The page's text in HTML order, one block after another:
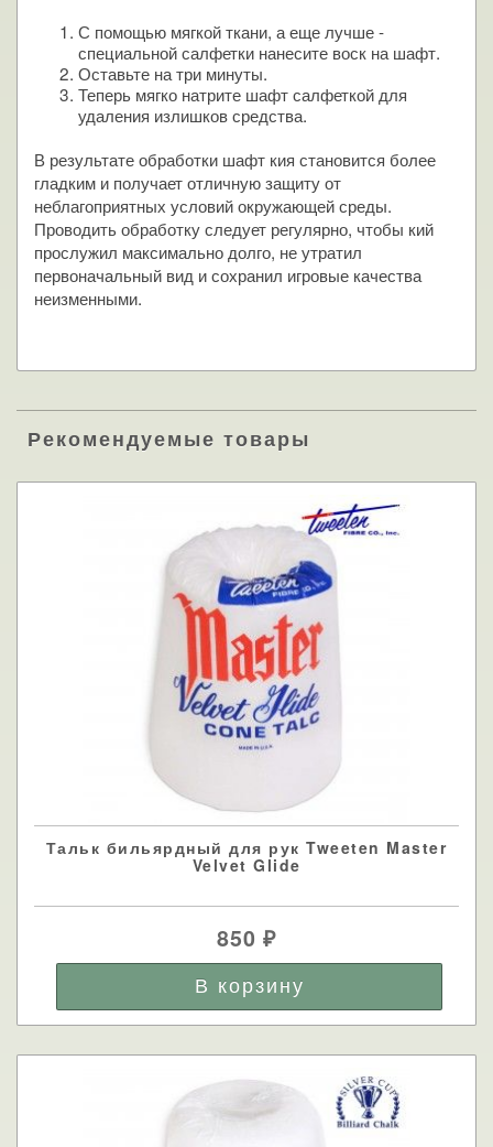
С помощью мягкой ткани, а еще лучше -
специальной салфетки нанесите воск на шафт.
Оставьте на три минуты.
Теперь мягко натрите шафт салфеткой для
удаления излишков средства.
В результате обработки шафт кия становится более
гладким и получает отличную защиту от
неблагоприятных условий окружающей среды.
Проводить обработку следует регулярно, чтобы кий
прослужил максимально долго, не утратил
первоначальный вид и сохранил игровые качества
неизменными.
Рекомендуемые товары
Тальк бильярдный для рук Tweeten Master
Velvet Glide
850₽